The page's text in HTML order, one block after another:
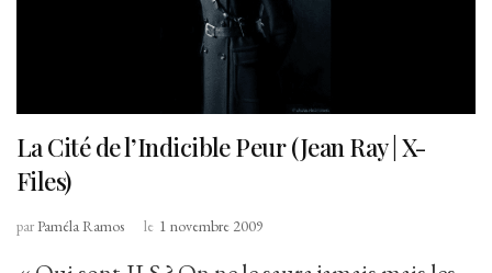
La Cité de l’Indicible Peur (Jean Ray | X-
Files)
parPaméla Ramos le 1 novembre 2009